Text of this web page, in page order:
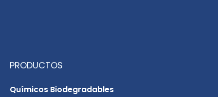
PRODUCTOS
Químicos Biodegradables